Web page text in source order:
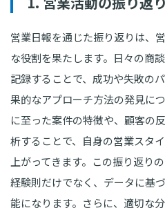
営業日報を通じた振り返りは、
な役割を果たします。日々の商
記録することで、成功や失敗の
果的なアプローチ方法の発見に
に至った案件の特徴や、顧客の
析することで、自身の営業スタ
上がってきます。この振り返り
経験則だけでなく、データに基
能になります。さらに、適切な